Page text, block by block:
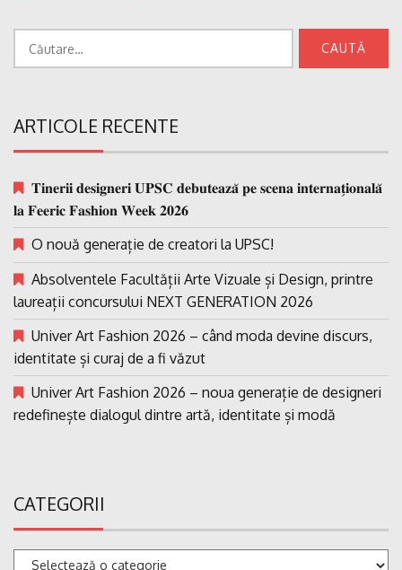
ARTICOLE RECENTE
𝐓𝐢𝐧𝐞𝐫𝐢𝐢 𝐝𝐞𝐬𝐢𝐠𝐧𝐞𝐫𝐢 𝐔𝐏𝐒𝐂 𝐝𝐞𝐛𝐮𝐭𝐞𝐚𝐳𝐚̆ 𝐩𝐞 𝐬𝐜𝐞𝐧𝐚 𝐢𝐧𝐭𝐞𝐫𝐧𝐚𝐭̗𝐢𝐨𝐧𝐚𝐥𝐚̆
𝐥𝐚 𝐅𝐞𝐞𝐫𝐢𝐜 𝐅𝐚𝐬𝐡𝐢𝐨𝐧 𝐖𝐞𝐞𝐤 𝟐𝟎𝟐𝟔
O nouă generație de creatori la UPSC!
Absolventele Facultății Arte Vizuale și Design, printre
laureații concursului NEXT GENERATION 2026
Univer Art Fashion 2026 – când moda devine discurs,
identitate și curaj de a fi văzut
Univer Art Fashion 2026 – noua generație de designeri
redefinește dialogul dintre artă, identitate și modă
CATEGORII
Categorii